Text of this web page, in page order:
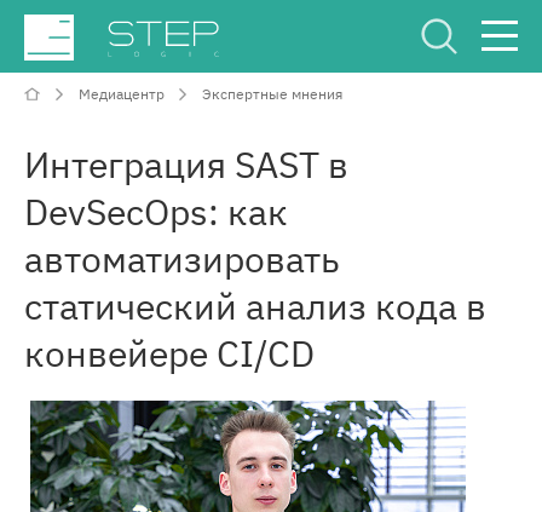
Медиацентр Экспертные мнения
Интеграция SAST в
DevSecOps: как
автоматизировать
статический анализ кода в
конвейере CI/CD
О компании
Компетенции и услуги
Отрасли